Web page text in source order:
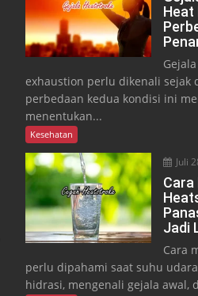
Heat
exhaustion perlu dikenali sejak
perbedaan kedua kondisi ini
menentukan...
Kesehatan
Juli
Cara
Jadi
Cara
perlu dipahami saat suhu
hidrasi, mengenali gejala awal,